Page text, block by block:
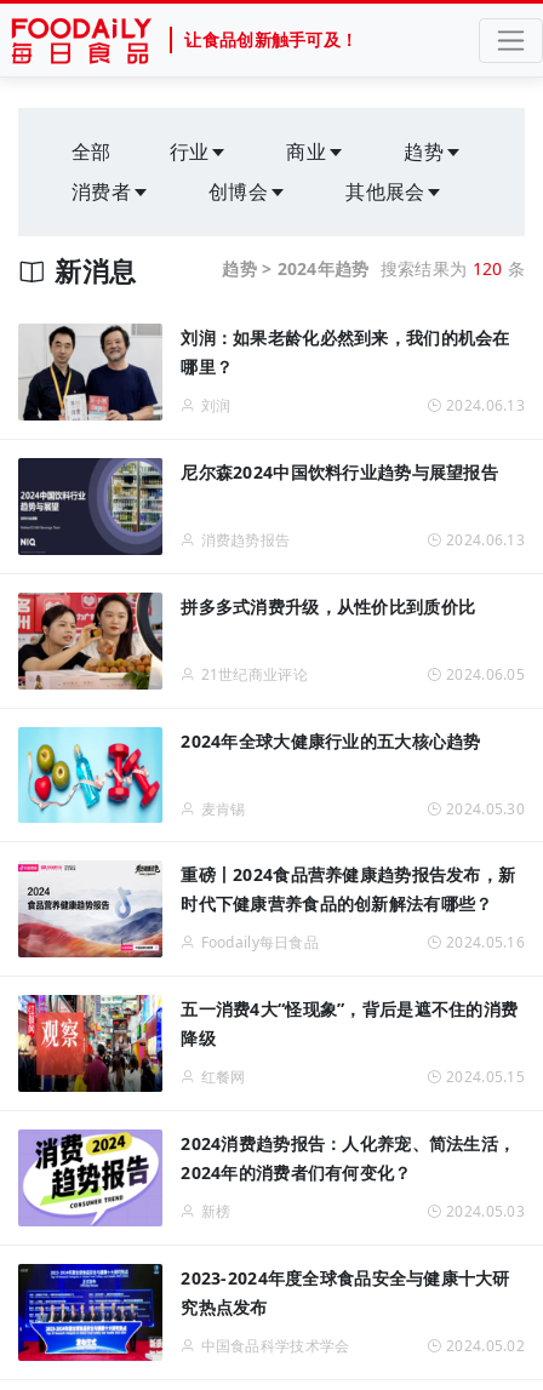
让食品创新触手可及！
全部 行业 商业
趋势
消费者
创博会 其他展会
趋势 > 2024年趋势 搜索结果为 120 条
新消息
刘润：如果老龄化必然到来，我们的机会在
哪里？
刘润 2024.06.13
尼尔森2024中国饮料行业趋势与展望报告
消费趋势报告 2024.06.13
拼多多式消费升级，从性价比到质价比
21世纪商业评论 2024.06.05
2024年全球大健康行业的五大核心趋势
麦肯锡 2024.05.30
重磅丨2024食品营养健康趋势报告发布，新
时代下健康营养食品的创新解法有哪些？
Foodaily每日食品 2024.05.16
五一消费4大“怪现象”，背后是遮不住的消费
降级
红餐网 2024.05.15
2024消费趋势报告：人化养宠、简法生活，
2024年的消费者们有何变化？
新榜 2024.05.03
2023-2024年度全球食品安全与健康十大研
究热点发布
中国食品科学技术学会 2024.05.02